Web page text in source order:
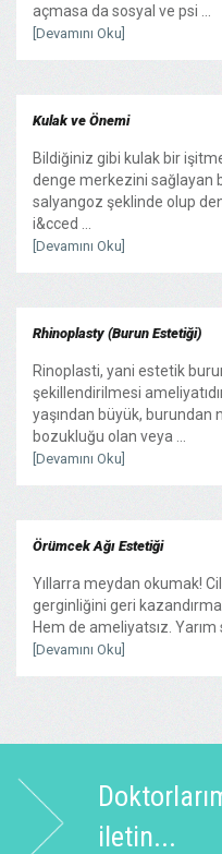
açmasa da sosyal ve psi ...
[Devamını Oku]
Kulak ve Önemi
Bildiğiniz gibi kulak bir
denge merkezini sağlayan
salyangoz şeklinde olup
i&cced ...
[Devamını Oku]
Rhinoplasty (Burun Estetiği)
Rinoplasti, yani estetik
şekillendirilmesi
yaşından büyük, burundan
bozukluğu olan veya ...
[Devamını Oku]
Örümcek Ağı Estetiği
Yıllarra meydan okumak!
gerginliğini geri
Hem de ameliyatsız. Yarım
[Devamını Oku]
iletin...